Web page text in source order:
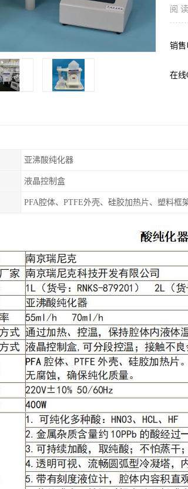
阅
销售
在线
亚沸酸纯化器
液晶控制盒
PFA腔体、PTFE外壳、硅胶加热片、塑料框